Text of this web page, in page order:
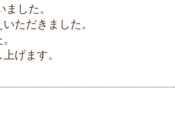
した。
ただきました。
げます。